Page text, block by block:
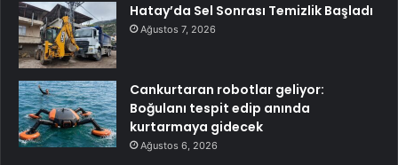
Hatay’da Sel Sonrası Temizlik Başladı
Ağustos 7, 2026
Cankurtaran robotlar geliyor:
Boğulanı tespit edip anında
kurtarmaya gidecek
Ağustos 6, 2026